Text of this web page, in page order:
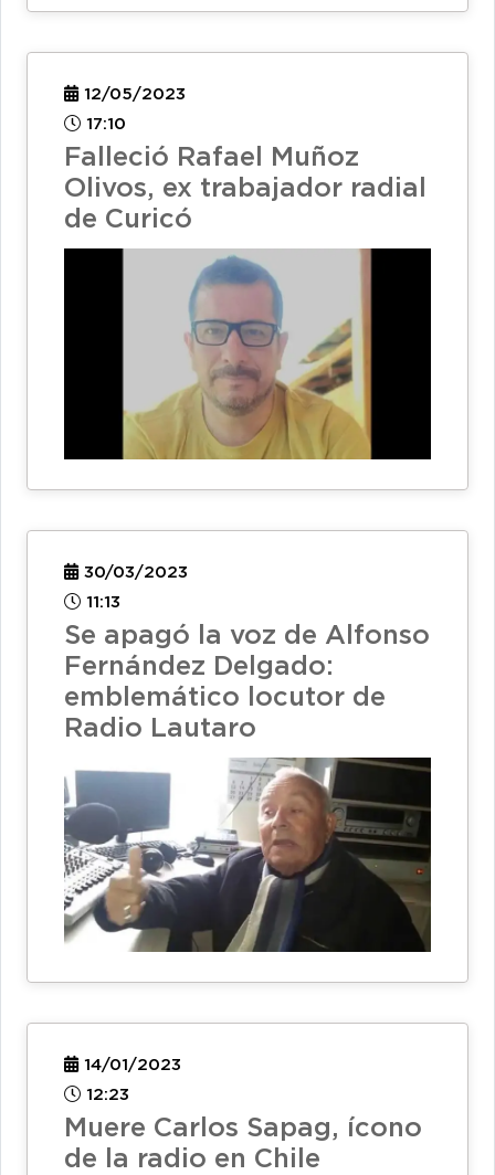
12/05/2023
17:10
Falleció Rafael Muñoz
Olivos, ex trabajador radial
de Curicó
30/03/2023
11:13
Se apagó la voz de Alfonso
Fernández Delgado:
emblemático locutor de
Radio Lautaro
14/01/2023
12:23
Muere Carlos Sapag, ícono
de la radio en Chile